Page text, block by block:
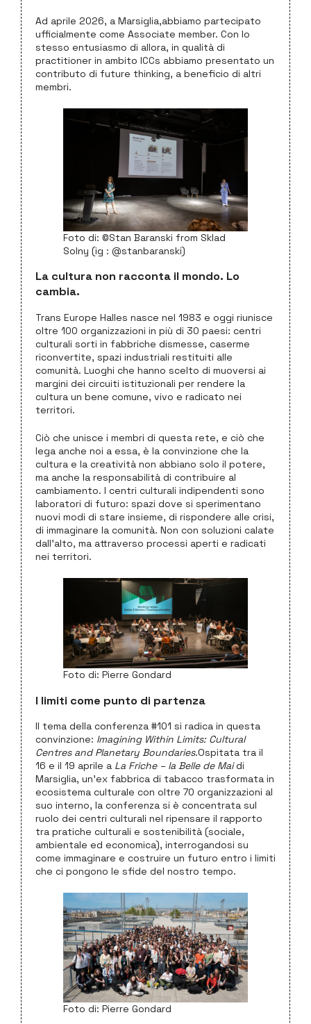
Ad aprile 2026, a Marsiglia,abbiamo partecipato
ufficialmente come Associate member. Con lo
stesso entusiasmo di allora, in qualità di
practitioner in ambito ICCs abbiamo presentato un
contributo di future thinking, a beneficio di altri
membri.
Foto di: ©Stan Baranski from Sklad
Solny (ig : @stanbaranski)
La cultura non racconta il mondo. Lo
cambia.
Trans Europe Halles nasce nel 1983 e oggi riunisce
oltre 100 organizzazioni in più di 30 paesi: centri
culturali sorti in fabbriche dismesse, caserme
riconvertite, spazi industriali restituiti alle
comunità. Luoghi che hanno scelto di muoversi ai
margini dei circuiti istituzionali per rendere la
cultura un bene comune, vivo e radicato nei
territori.
Ciò che unisce i membri di questa rete, e ciò che
lega anche noi a essa, è la convinzione che la
cultura e la creatività non abbiano solo il potere,
ma anche la responsabilità di contribuire al
cambiamento. I centri culturali indipendenti sono
laboratori di futuro: spazi dove si sperimentano
nuovi modi di stare insieme, di rispondere alle crisi,
di immaginare la comunità. Non con soluzioni calate
dall’alto, ma attraverso processi aperti e radicati
nei territori.
Foto di: Pierre Gondard
I limiti come punto di partenza
Il tema della conferenza #101 si radica in questa
convinzione: Imagining Within Limits: Cultural
Centres and Planetary Boundaries.Ospitata tra il
16 e il 19 aprile a La Friche – la Belle de Maidi
Marsiglia, un’ex fabbrica di tabacco trasformata in
ecosistema culturale con oltre 70 organizzazioni al
suo interno, la conferenza si è concentrata sul
ruolo dei centri culturali nel ripensare il rapporto
tra pratiche culturali e sostenibilità (sociale,
ambientale ed economica), interrogandosi su
come immaginare e costruire un futuro entro i limiti
che ci pongono le sfide del nostro tempo.
Foto di: Pierre Gondard